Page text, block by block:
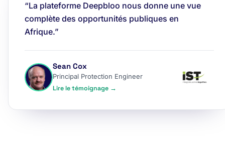
“La plateforme Deepbloo nous donne une vue
complète des opportunités publiques en
Afrique.”
Sean Cox
Principal Protection Engineer
Lire le témoignage →